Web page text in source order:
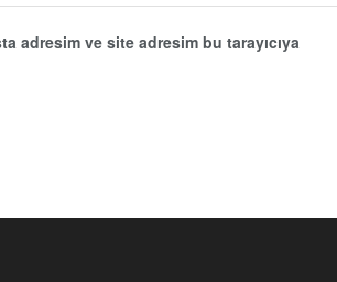
adresim ve site adresim bu tarayıcıya